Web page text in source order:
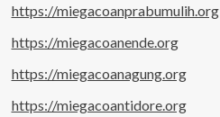
https://miegacoanprabumulih.org
https://miegacoanende.org
https://miegacoanagung.org
https://miegacoantidore.org